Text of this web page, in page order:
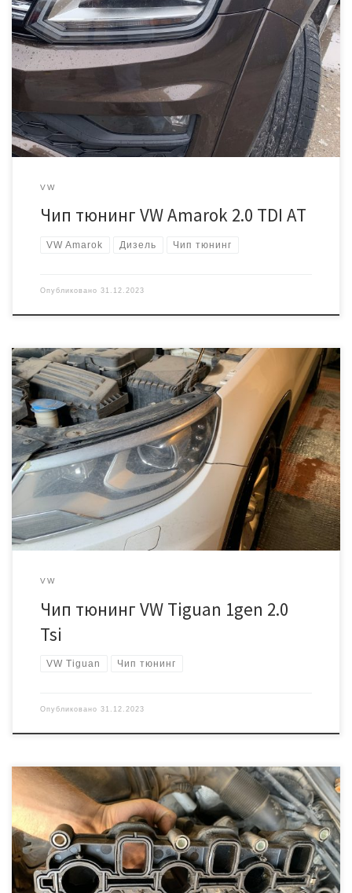
На увеличение мощности приехал VW Amarok рестайлинг, с
мотором 2.0 TDI и АКПП. Буквенное обозначение двигателя CSHA,
ЭБУ Bosch EDC17C54 и номер 03L906012GF Двигатель битурбо в
стоке 180 лошадей, сделаем прирост до 215 л.с
VW
Чип тюнинг VW Amarok 2.0 TDI AT
VW Amarok Дизель Чип тюнинг
Опубликовано 31.12.2023
Автомобиль Фольксваген Тигуан первого поколения с
бензиновым двигателем 2.0. Всем известно, что мотор
«придушен» до 170 л.с., если стоит АКПП. Катализатор не трогаем
делаем только чип тюнинг! Запись прошивки выполняется через
диагностический разъем. По желанию владельца сделали
«легкий» Stage 1 на 250 лошадиных сил
VW
Чип тюнинг VW Tiguan 1gen 2.0
Tsi
VW Tiguan Чип тюнинг
Опубликовано 31.12.2023
Ранее уже неоднократно были отчёты по прошивке аналогичных
автомобилей, но в этот раз хотелось бы подробнее рассказать
про заглушки ЕГР и отключение вихревых заслонок! Всегда
подобные работы начинаем с чип тюнинга, так безопаснее.
Логика в том, что если вдруг не получится сделать прошивку